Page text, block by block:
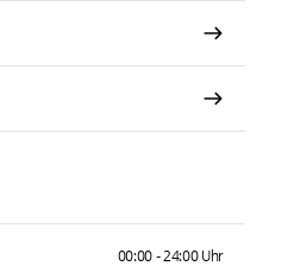
00:00 - 24:00 Uhr